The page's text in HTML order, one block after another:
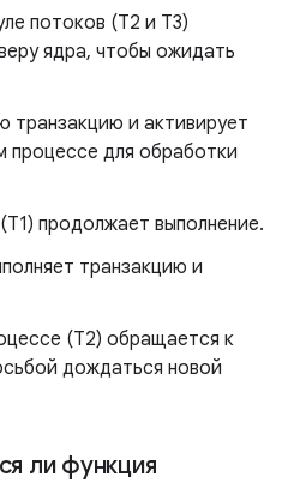
потоков (T2 и T3)
ядра, чтобы ожидать
транзакцию и активирует
процессе для обработки
продолжает выполнение.
транзакцию и
(T2) обращается к
дождаться новой
ли функция